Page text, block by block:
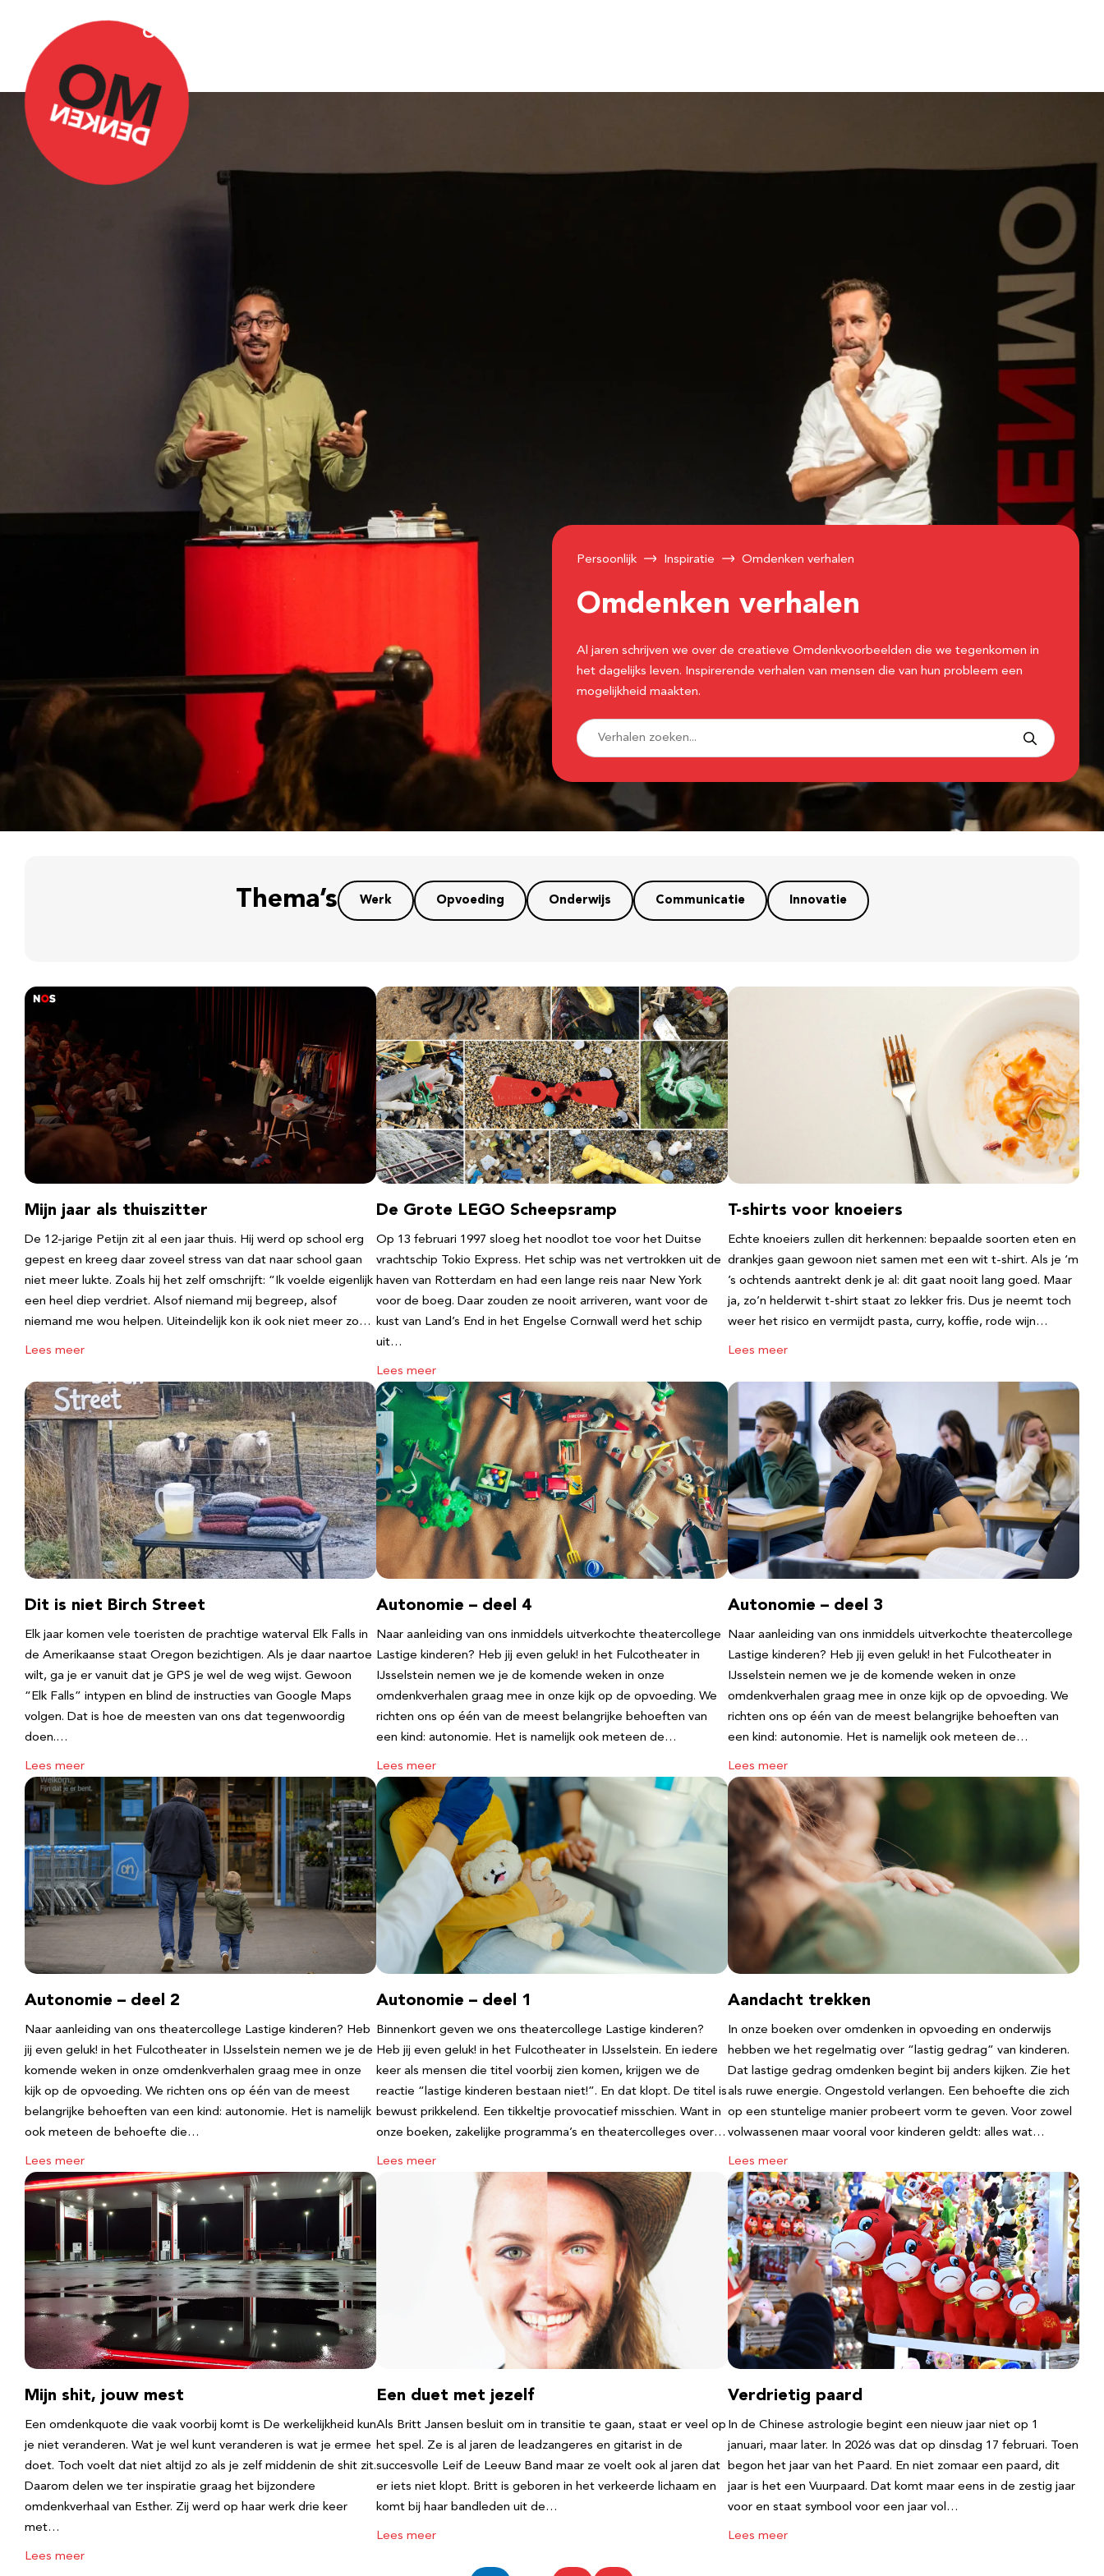
Over Omdenken
Persoonlijk Inspiratie Omdenken verhalen
Omdenken verhalen
Al jaren schrijven we over de creatieve Omdenkvoorbeelden die we tegenkomen in
het dagelijks leven. Inspirerende verhalen van mensen die van hun probleem een
mogelijkheid maakten.
Thema’s Werk Opvoeding Onderwijs Communicatie Innovatie
Mijn jaar als thuiszitter
De 12-jarige Petijn zit al een jaar thuis. Hij werd op school erg
gepest en kreeg daar zoveel stress van dat naar school gaan
niet meer lukte. Zoals hij het zelf omschrijft: “Ik voelde eigenlijk
een heel diep verdriet. Alsof niemand mij begreep, alsof
niemand me wou helpen. Uiteindelijk kon ik ook niet meer zo…
Lees meer
De Grote LEGO Scheepsramp
Op 13 februari 1997 sloeg het noodlot toe voor het Duitse
vrachtschip Tokio Express. Het schip was net vertrokken uit de
haven van Rotterdam en had een lange reis naar New York
voor de boeg. Daar zouden ze nooit arriveren, want voor de
kust van Land’s End in het Engelse Cornwall werd het schip
uit…
Lees meer
T-shirts voor knoeiers
Echte knoeiers zullen dit herkennen: bepaalde soorten eten en
drankjes gaan gewoon niet samen met een wit t-shirt. Als je ‘m
’s ochtends aantrekt denk je al: dit gaat nooit lang goed. Maar
ja, zo’n helderwit t-shirt staat zo lekker fris. Dus je neemt toch
weer het risico en vermijdt pasta, curry, koffie, rode wijn…
Lees meer
Dit is niet Birch Street
Elk jaar komen vele toeristen de prachtige waterval Elk Falls in
de Amerikaanse staat Oregon bezichtigen. Als je daar naartoe
wilt, ga je er vanuit dat je GPS je wel de weg wijst. Gewoon
“Elk Falls” intypen en blind de instructies van Google Maps
volgen. Dat is hoe de meesten van ons dat tegenwoordig
doen.…
Lees meer
Autonomie – deel 4
Naar aanleiding van ons inmiddels uitverkochte theatercollege
Lastige kinderen? Heb jij even geluk! in het Fulcotheater in
IJsselstein nemen we je de komende weken in onze
omdenkverhalen graag mee in onze kijk op de opvoeding. We
richten ons op één van de meest belangrijke behoeften van
een kind: autonomie. Het is namelijk ook meteen de…
Lees meer
Autonomie – deel 3
Naar aanleiding van ons inmiddels uitverkochte theatercollege
Lastige kinderen? Heb jij even geluk! in het Fulcotheater in
IJsselstein nemen we je de komende weken in onze
omdenkverhalen graag mee in onze kijk op de opvoeding. We
richten ons op één van de meest belangrijke behoeften van
een kind: autonomie. Het is namelijk ook meteen de…
Lees meer
Autonomie – deel 2
Naar aanleiding van ons theatercollege Lastige kinderen? Heb
jij even geluk! in het Fulcotheater in IJsselstein nemen we je de
komende weken in onze omdenkverhalen graag mee in onze
kijk op de opvoeding. We richten ons op één van de meest
belangrijke behoeften van een kind: autonomie. Het is namelijk
ook meteen de behoefte die…
Lees meer
Autonomie – deel 1
Binnenkort geven we ons theatercollege Lastige kinderen?
Heb jij even geluk! in het Fulcotheater in IJsselstein. En iedere
keer als mensen die titel voorbij zien komen, krijgen we de
reactie “lastige kinderen bestaan niet!”. En dat klopt. De titel is
bewust prikkelend. Een tikkeltje provocatief misschien. Want in
onze boeken, zakelijke programma’s en theatercolleges over…
Lees meer
Aandacht trekken
In onze boeken over omdenken in opvoeding en onderwijs
hebben we het regelmatig over “lastig gedrag” van kinderen.
Dat lastige gedrag omdenken begint bij anders kijken. Zie het
als ruwe energie. Ongestold verlangen. Een behoefte die zich
op een stuntelige manier probeert vorm te geven. Voor zowel
volwassenen maar vooral voor kinderen geldt: alles wat…
Lees meer
Mijn shit, jouw mest
Een omdenkquote die vaak voorbij komt is De werkelijkheid kun
je niet veranderen. Wat je wel kunt veranderen is wat je ermee
doet. Toch voelt dat niet altijd zo als je zelf middenin de shit zit.
Daarom delen we ter inspiratie graag het bijzondere
omdenkverhaal van Esther. Zij werd op haar werk drie keer
met…
Lees meer
Een duet met jezelf
Als Britt Jansen besluit om in transitie te gaan, staat er veel op
het spel. Ze is al jaren de leadzangeres en gitarist in de
succesvolle Leif de Leeuw Band maar ze voelt ook al jaren dat
er iets niet klopt. Britt is geboren in het verkeerde lichaam en
komt bij haar bandleden uit de…
Lees meer
Verdrietig paard
In de Chinese astrologie begint een nieuw jaar niet op 1
januari, maar later. In 2026 was dat op dinsdag 17 februari. Toen
begon het jaar van het Paard. En niet zomaar een paard, dit
jaar is het een Vuurpaard. Dat komt maar eens in de zestig jaar
voor en staat symbool voor een jaar vol…
Lees meer